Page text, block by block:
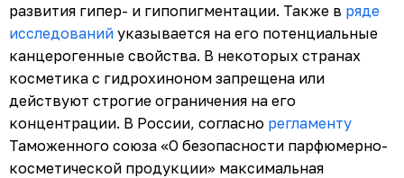
развития гипер- и гипопигментации. Также в ряде
исследований указывается на его потенциальные
канцерогенные свойства. В некоторых странах
косметика с гидрохиноном запрещена или
действуют строгие ограничения на его
концентрации. В России, согласно регламенту
Таможенного союза «О безопасности парфюмерно-
косметической продукции» максимальная